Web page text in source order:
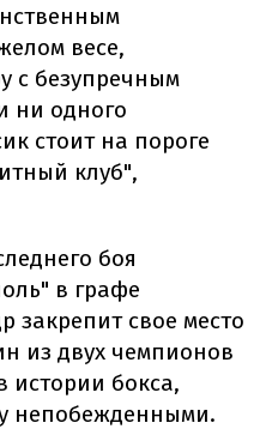
весе,
с безупречным
ни одного
стоит на пороге
клуб",
боя
в графе
закрепит свое место
из двух чемпионов
истории бокса,
непобежденными.